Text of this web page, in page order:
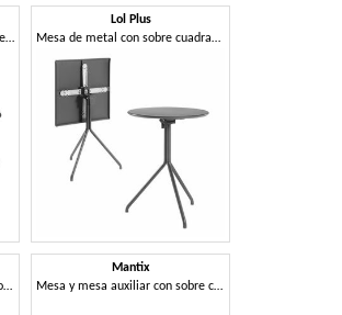
Mesa auxiliar de metal con sobre en Compactop
Mesa y mesa auxiliar cuadrada o redonda en metal con base de 3 o 4 radios
Lol Plus
Mesa de metal con sobre cuadrado o redondo abatible
Mantix
Mesa y mesa auxiliar con sobre cuadrado, redondo o rectangular